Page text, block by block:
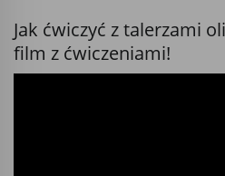
Jak ćwiczyć z talerzami
film z ćwiczeniami!